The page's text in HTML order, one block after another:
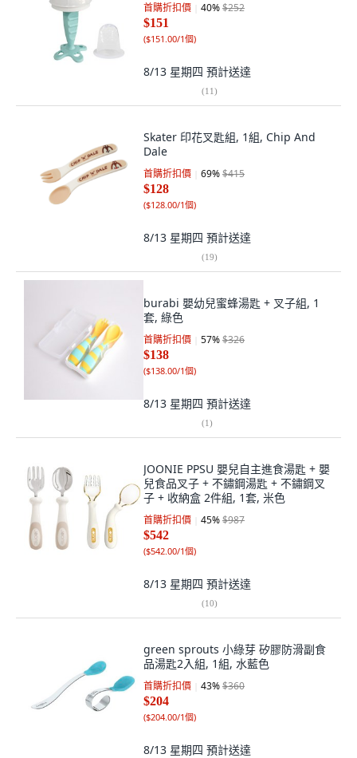
首購折扣價 40%$252
$151
($151.00/1個)
8/13 星期四 預計送達
(11)
Skater 印花叉匙組, 1組, Chip And
Dale
首購折扣價 69%$415
$128
($128.00/1個)
8/13 星期四 預計送達
(19)
burabi 嬰幼兒蜜蜂湯匙 + 叉子組, 1
套, 綠色
首購折扣價 57%$326
$138
($138.00/1個)
8/13 星期四 預計送達
(1)
JOONIE PPSU 嬰兒自主進食湯匙 + 嬰
兒食品叉子 + 不鏽鋼湯匙 + 不鏽鋼叉
子 + 收納盒 2件組, 1套, 米色
首購折扣價 45%$987
$542
($542.00/1個)
8/13 星期四 預計送達
(10)
green sprouts 小綠芽 矽膠防滑副食
品湯匙2入組, 1組, 水藍色
首購折扣價 43%$360
$204
($204.00/1個)
8/13 星期四 預計送達